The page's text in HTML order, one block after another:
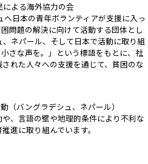
よる海外協力の会
日本の青年ボランティアが支援に入っ
問題の解決に向けて活動する団体とし
ネパール、そして日本で活動に取り組
さな声を。」という標語をもとに、社
れた人々への支援を通じて、貧困のな
（バングラデシュ、ネパール）
、言語の壁や地理的条件により不利な
進に取り組んでいます。